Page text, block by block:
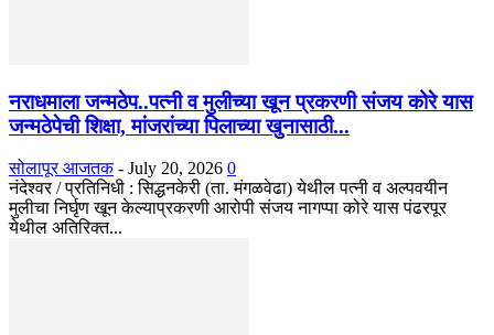
नराधमाला जन्मठेप..पत्नी व मुलीच्या खून प्रकरणी संजय कोरे यास
जन्मठेपेची शिक्षा, मांजरांच्या पिलाच्या खुनासाठी...
सोलापूर आजतक - July 20, 2026 0
नंदेश्वर / प्रतिनिधी : सिद्धनकेरी (ता. मंगळवेढा) येथील पत्नी व अल्पवयीन
मुलीचा निर्घृण खून केल्याप्रकरणी आरोपी संजय नागप्पा कोरे यास पंढरपूर
येथील अतिरिक्त...